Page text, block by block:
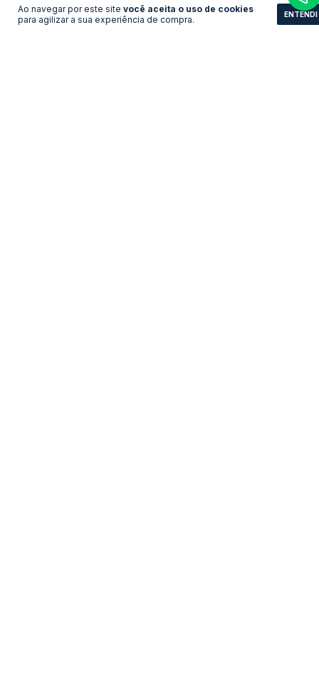
Ao navegar por este site você aceita o uso de cookies
para agilizar a sua experiência de compra.
ENTENDI